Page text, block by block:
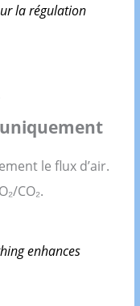
la régulation
le flux d’air.
CO₂.
enhances